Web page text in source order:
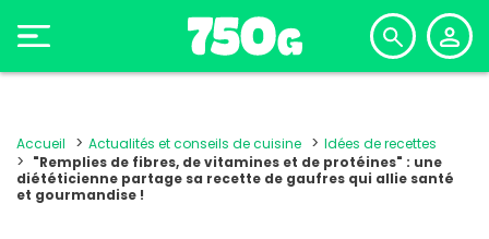
Accueil Actualités et conseils de cuisine
Idées de recettes
"Remplies de fibres, de vitamines et de protéines" : une
diététicienne partage sa recette de gaufres qui allie santé
et gourmandise !